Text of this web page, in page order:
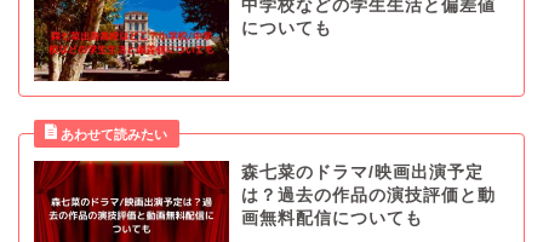
中学校などの学生生活と偏差値
についても
森七菜のドラマ/映画出演予定
は？過去の作品の演技評価と動
画無料配信についても